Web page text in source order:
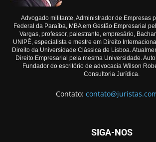
Advogado militante, Administrador de Empresas
Federal da Paraíba, MBA em Gestão Empresarial
Vargas, professor, palestrante, empresário,
UNIPÊ, especialista e mestre em Direito
Direito da Universidade Clássica de Lisboa.
Direito Empresarial pela mesma Universidade.
Fundador do escritório de advocacia Wilson
Consultoria Jurídica.
Contato:
SIGA-NOS